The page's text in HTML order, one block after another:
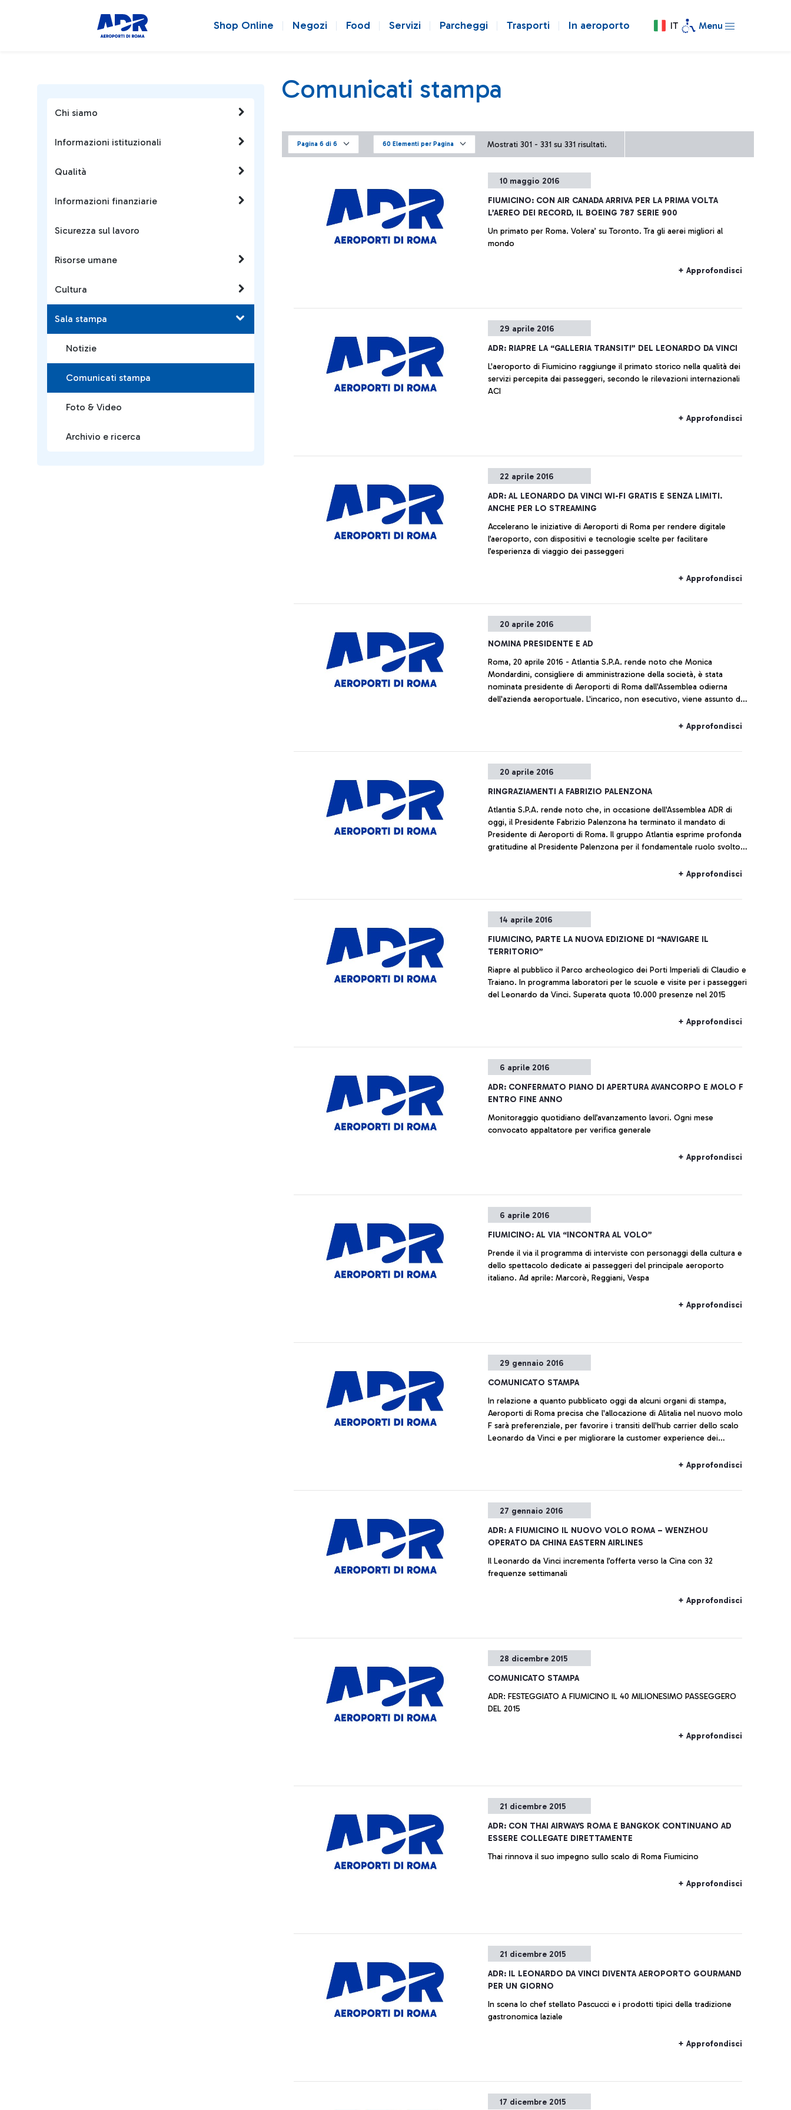
Shop Online Negozi Food Servizi Parcheggi Trasporti In aeroporto IT Menu
Chi siamo
Informazioni istituzionali
Qualità
Informazioni finanziarie
Sicurezza sul lavoro
Risorse umane
Cultura
Sala stampa
Notizie
Comunicati stampa
Foto & Video
Archivio e ricerca
Comunicati stampa
Pagina 6 di 6 60 Elementi per Pagina Mostrati 301 - 331 su 331 risultati.
10 maggio 2016
FIUMICINO: CON AIR CANADA ARRIVA PER LA PRIMA VOLTA
L’AEREO DEI RECORD, IL BOEING 787 SERIE 900
Un primato per Roma. Volera’ su Toronto. Tra gli aerei migliori al
mondo
+ Approfondisci
29 aprile 2016
ADR: RIAPRE LA “GALLERIA TRANSITI” DEL LEONARDO DA VINCI
L'aeroporto di Fiumicino raggiunge il primato storico nella qualità dei
servizi percepita dai passeggeri, secondo le rilevazioni internazionali
ACI
+ Approfondisci
22 aprile 2016
ADR: AL LEONARDO DA VINCI WI-FI GRATIS E SENZA LIMITI.
ANCHE PER LO STREAMING
Accelerano le iniziative di Aeroporti di Roma per rendere digitale
l’aeroporto, con dispositivi e tecnologie scelte per facilitare
l’esperienza di viaggio dei passeggeri
+ Approfondisci
20 aprile 2016
NOMINA PRESIDENTE E AD
Roma, 20 aprile 2016 - Atlantia S.P.A. rende noto che Monica
Mondardini, consigliere di amministrazione della società, è stata
nominata presidente di Aeroporti di Roma dall'Assemblea odierna
dell'azienda aeroportuale. L'incarico, non esecutivo, viene assunto da
Consiglio di Amministrazione di Aeroporti di Roma, riunitosi subito
+ Approfondisci
20 aprile 2016
RINGRAZIAMENTI A FABRIZIO PALENZONA
Atlantia S.P.A. rende noto che, in occasione dell'Assemblea ADR di
oggi, il Presidente Fabrizio Palenzona ha terminato il mandato di
Presidente di Aeroporti di Roma. Il gruppo Atlantia esprime profonda
gratitudine al Presidente Palenzona per il fondamentale ruolo svolto
Gemina fino alla sua fusione con Atlantia avvenuta nel 2013, in cui la
programma di investimenti in corso, che dovrà finalmente allineare
+ Approfondisci
14 aprile 2016
FIUMICINO, PARTE LA NUOVA EDIZIONE DI “NAVIGARE IL
TERRITORIO”
Riapre al pubblico il Parco archeologico dei Porti Imperiali di Claudio e
Traiano. In programma laboratori per le scuole e visite per i passeggeri
del Leonardo da Vinci. Superata quota 10.000 presenze nel 2015
+ Approfondisci
6 aprile 2016
ADR: CONFERMATO PIANO DI APERTURA AVANCORPO E MOLO F
ENTRO FINE ANNO
Monitoraggio quotidiano dell’avanzamento lavori. Ogni mese
convocato appaltatore per verifica generale
+ Approfondisci
6 aprile 2016
FIUMICINO: AL VIA “INCONTRA AL VOLO”
Prende il via il programma di interviste con personaggi della cultura e
dello spettacolo dedicate ai passeggeri del principale aeroporto
italiano. Ad aprile: Marcorè, Reggiani, Vespa
+ Approfondisci
29 gennaio 2016
COMUNICATO STAMPA
In relazione a quanto pubblicato oggi da alcuni organi di stampa,
Aeroporti di Roma precisa che l'allocazione di Alitalia nel nuovo molo
F sarà preferenziale, per favorire i transiti dell'hub carrier dello scalo
Leonardo da Vinci e per migliorare la customer experience dei
+ Approfondisci
27 gennaio 2016
ADR: A FIUMICINO IL NUOVO VOLO ROMA – WENZHOU
OPERATO DA CHINA EASTERN AIRLINES
Il Leonardo da Vinci incrementa l’offerta verso la Cina con 32
frequenze settimanali
+ Approfondisci
28 dicembre 2015
COMUNICATO STAMPA
ADR: FESTEGGIATO A FIUMICINO IL 40 MILIONESIMO PASSEGGERO
DEL 2015
+ Approfondisci
21 dicembre 2015
ADR: CON THAI AIRWAYS ROMA E BANGKOK CONTINUANO AD
ESSERE COLLEGATE DIRETTAMENTE
Thai rinnova il suo impegno sullo scalo di Roma Fiumicino
+ Approfondisci
21 dicembre 2015
ADR: IL LEONARDO DA VINCI DIVENTA AEROPORTO GOURMAND
PER UN GIORNO
In scena lo chef stellato Pascucci e i prodotti tipici della tradizione
gastronomica laziale
+ Approfondisci
17 dicembre 2015